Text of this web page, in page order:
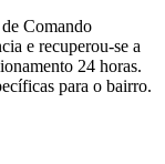
Comando
e recuperou-se a
24 horas.
para o bairro.